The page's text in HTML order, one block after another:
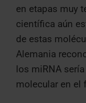
en etapas muy
científica aún
de estas
Alemania
los miRNA
molecular en el